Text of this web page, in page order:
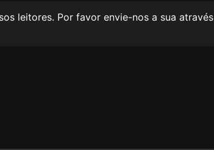
leitores. Por favor envie-nos a sua através